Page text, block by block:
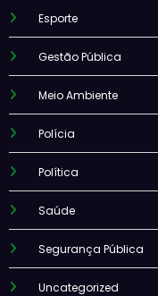
Esporte
Gestão Pública
Meio Ambiente
Polícia
Política
Saúde
Segurança Pública
Uncategorized